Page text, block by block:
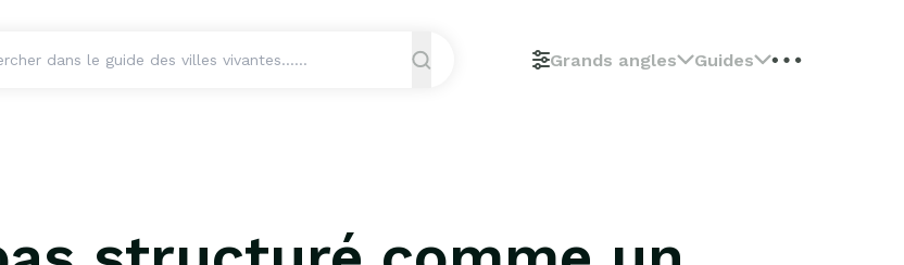
Grands angles Guides